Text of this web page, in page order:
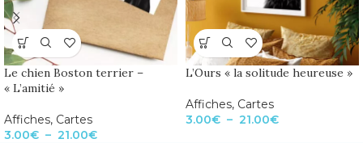
Le chien Boston terrier –
« L’amitié »
Affiches, Cartes
3.00€ – 21.00€
L’Ours « la solitude heureuse »
Affiches, Cartes
3.00€ – 21.00€